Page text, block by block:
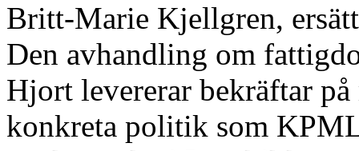
Britt-Marie Kjellgren,
Den avhandling om
Hjort levererar bekräftar
konkreta politik som